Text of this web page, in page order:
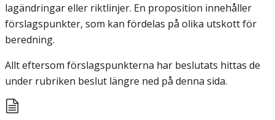
lagändringar eller riktlinjer. En proposition innehåller
förslagspunkter, som kan fördelas på olika utskott för
beredning.
Allt eftersom förslagspunkterna har beslutats hittas de
under rubriken beslut längre ned på denna sida.